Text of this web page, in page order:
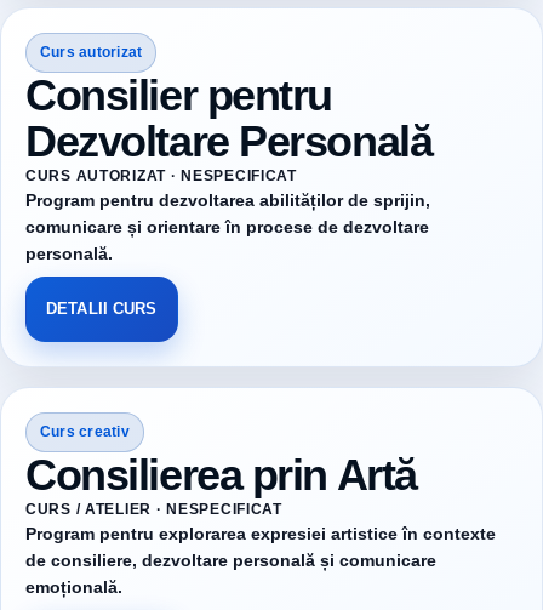
Curs autorizat
Consilier pentru
Dezvoltare Personală
CURS AUTORIZAT · NESPECIFICAT
Program pentru dezvoltarea abilităților de sprijin,
comunicare și orientare în procese de dezvoltare
personală.
DETALII CURS
Curs creativ
Consilierea prin Artă
CURS / ATELIER · NESPECIFICAT
Program pentru explorarea expresiei artistice în contexte
de consiliere, dezvoltare personală și comunicare
emoțională.